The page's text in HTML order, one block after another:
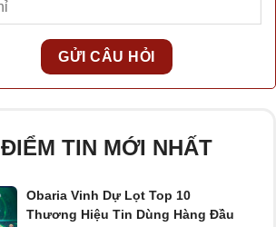
ĐIỂM TIN MỚI NHẤT
Obaria Vinh Dự Lọt Top 10
Thương Hiệu Tin Dùng Hàng Đầu